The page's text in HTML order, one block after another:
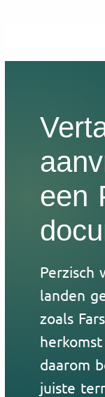
een
Perzisch
landen
zoals
daarom
juiste